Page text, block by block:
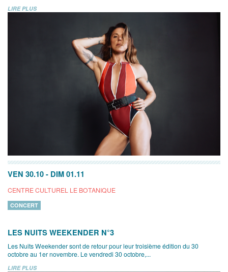
LIRE PLUS
VEN 30.10 - DIM 01.11
CENTRE CULTUREL LE BOTANIQUE
CONCERT
LES NUITS WEEKENDER N°3
Les Nuits Weekender sont de retour pour leur troisième édition du 30
octobre au 1er novembre. Le vendredi 30 octobre,...
LIRE PLUS